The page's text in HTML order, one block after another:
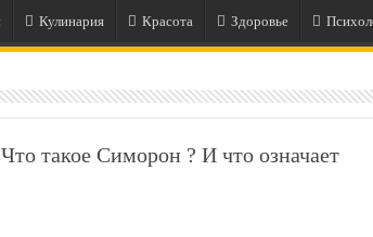
Кулинария Красота Здоровье
такое Симорон ? И что означает